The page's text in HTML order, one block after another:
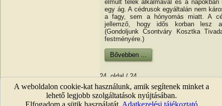
elmúlt telek alkalmával és a
egy ág. A cédrusok egyáltalán nem
a fagy, sem a hónyomás miatt. A
jellemző, hogy idős korban lesz a
(Gondoljunk Csontváry Kosztka
festményére.)
Bővebben ...
24. oldal / 24
Első
Előző 15 16 17 18
A weboldalon cookie-kat használunk, amik segítenek minket a
lehető legjobb szolgáltatások nyújtásában.
Elfogadom a sütik használatát. Adatkezelési tájékoztató